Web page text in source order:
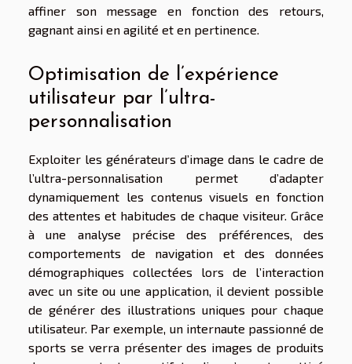
affiner son message en fonction des retours,
gagnant ainsi en agilité et en pertinence.
Optimisation de l’expérience
utilisateur par l’ultra-
personnalisation
Exploiter les générateurs d’image dans le cadre de
l’ultra-personnalisation permet d’adapter
dynamiquement les contenus visuels en fonction
des attentes et habitudes de chaque visiteur. Grâce
à une analyse précise des préférences, des
comportements de navigation et des données
démographiques collectées lors de l’interaction
avec un site ou une application, il devient possible
de générer des illustrations uniques pour chaque
utilisateur. Par exemple, un internaute passionné de
sports se verra présenter des images de produits